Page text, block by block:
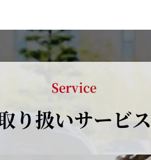
Service
り扱いサービス